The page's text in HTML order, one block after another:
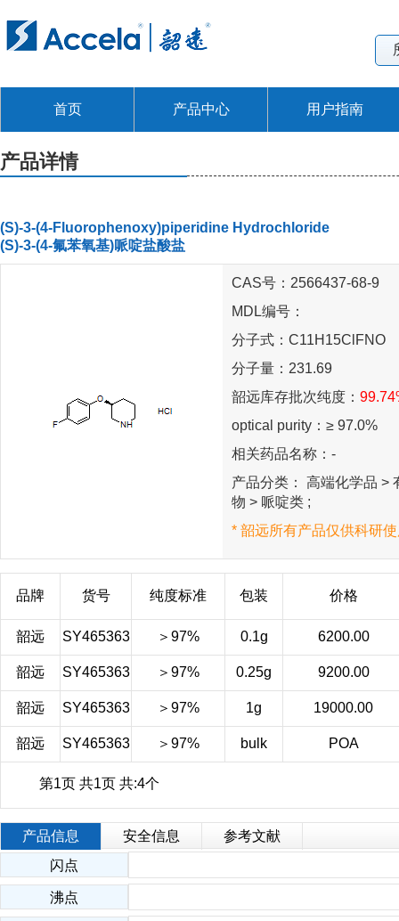
首页 产品中心 用户指南
产品详情
(S)-3-(4-Fluorophenoxy)piperidine Hydrochloride
(S)-3-(4-氟苯氧基)哌啶盐酸盐
CAS号：2566437-68-9
MDL编号：
分子式：C11H15ClFNO
分子量：231.69
韶远库存批次纯度：
optical purity：≥ 97.0%
相关药品名称：-
产品分类： 高端化学品 >
物 > 哌啶类 ;
* 韶远所有产品仅供科研
品牌 货号 纯度标准 包装 价格
韶远 SY465363 ＞97% 0.1g 6200.00
韶远 SY465363 ＞97% 0.25g 9200.00
韶远 SY465363 ＞97% 1g 19000.00
韶远 SY465363 ＞97% bulk POA
第1页 共1页 共:4个
产品信息 安全信息
参考文献
闪点
沸点